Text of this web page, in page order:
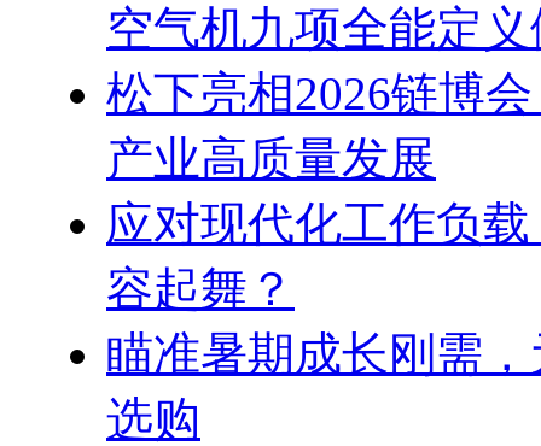
空气机九项全能定
松下亮相2026链博
产业高质量发展
应对现代化工作负
容起舞？
瞄准暑期成长刚需
选购